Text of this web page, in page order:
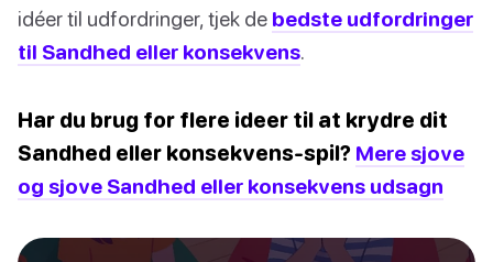
idéer til udfordringer, tjek de bedste udfordringer
til Sandhed eller konsekvens.
Har du brug for flere ideer til at krydre dit
Sandhed eller konsekvens-spil? Mere sjove
og sjove Sandhed eller konsekvens udsagn